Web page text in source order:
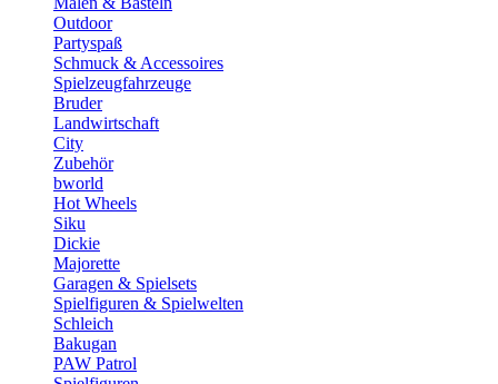
Outdoor
Partyspaß
Schmuck & Accessoires
Spielzeugfahrzeuge
Bruder
Landwirtschaft
City
Zubehör
bworld
Hot Wheels
Siku
Dickie
Majorette
Garagen & Spielsets
Spielfiguren & Spielwelten
Schleich
Bakugan
PAW Patrol